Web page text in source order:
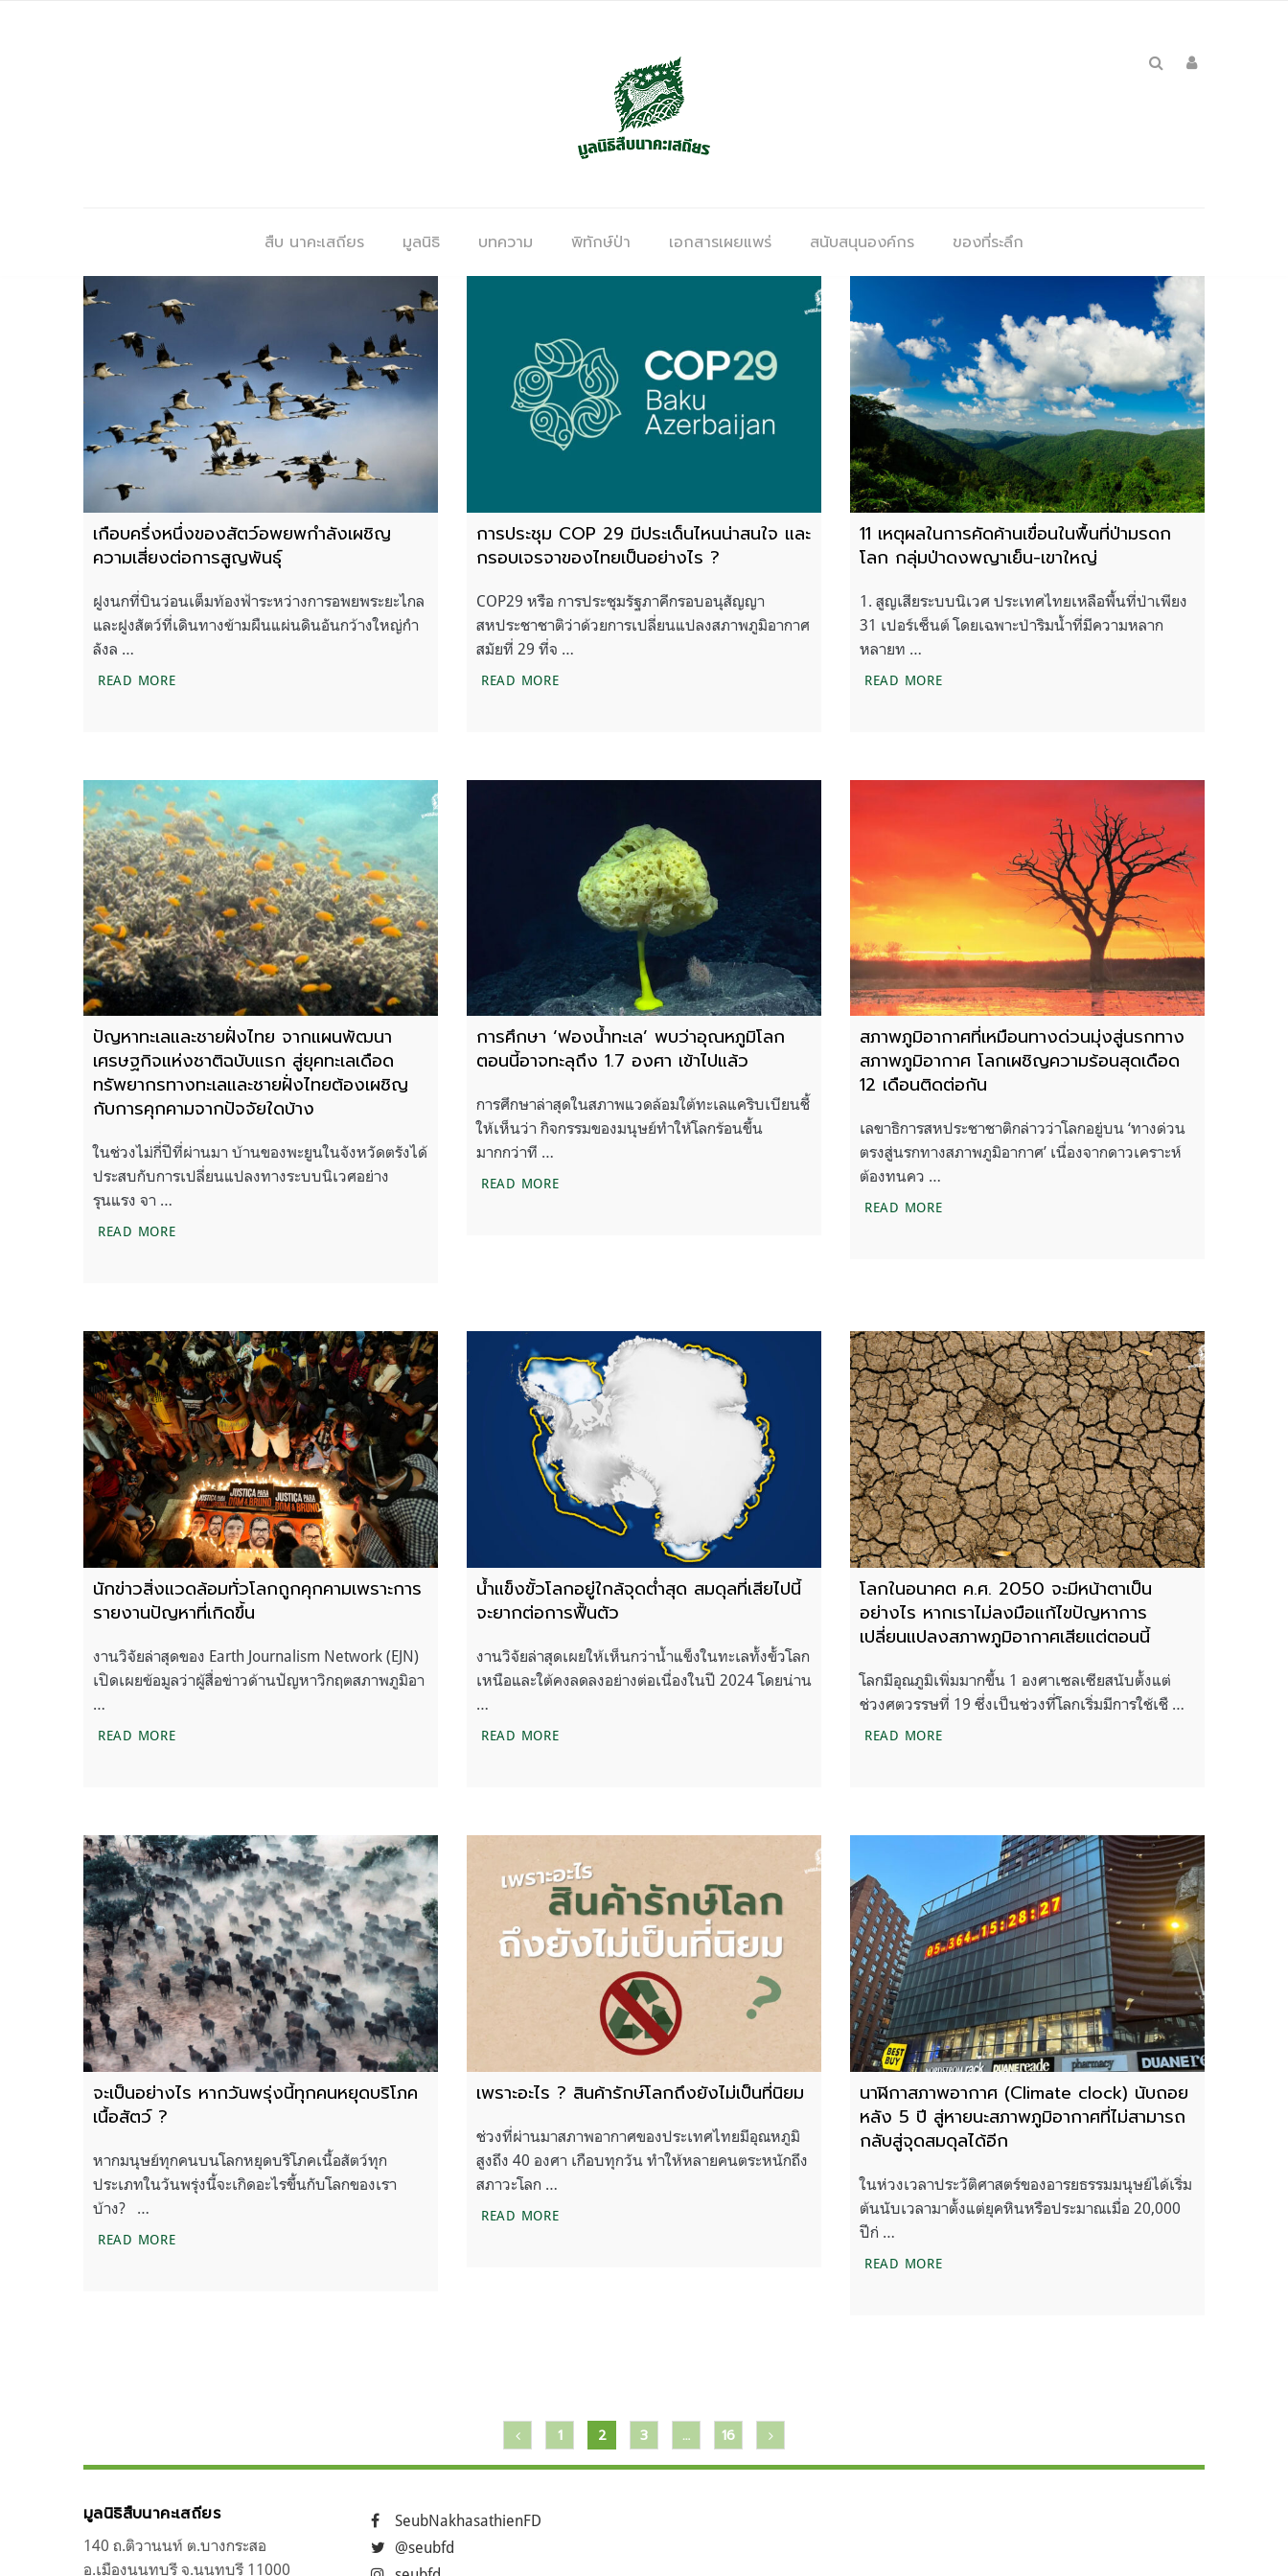
สืบ นาคะเสถียร มูลนิธิ บทความ พิทักษ์ป่า เอกสารเผยแพร่ สนับสนุนองค์กร ของที่ระลึก
เกือบครึ่งหนึ่งของสัตว์อพยพกำลังเผชิญ
ความเสี่ยงต่อการสูญพันธุ์
ฝูงนกที่บินว่อนเต็มท้องฟ้าระหว่างการอพยพระยะไกล
และฝูงสัตว์ที่เดินทางข้ามผืนแผ่นดินอันกว้างใหญ่กำ
ลังล …
READ MOREเกือบครึ่งหนึ่งของสัตว์อพยพกำลังเผชิญความเสี่ยงต่อการสูญพันธุ์
การประชุม COP 29 มีประเด็นไหนน่าสนใจ และ
กรอบเจรจาของไทยเป็นอย่างไร ?
COP29 หรือ การประชุมรัฐภาคีกรอบอนุสัญญา
สหประชาชาติว่าด้วยการเปลี่ยนแปลงสภาพภูมิอากาศ
สมัยที่ 29 ที่จ …
READ MOREการประชุม COP 29 มีประเด็นไหนน่าสนใจ และกรอบเจรจาของไทยเป็นอย่างไร ?
11 เหตุผลในการคัดค้านเขื่อนในพื้นที่ป่ามรดก
โลก กลุ่มป่าดงพญาเย็น-เขาใหญ่
1. สูญเสียระบบนิเวศ ประเทศไทยเหลือพื้นที่ป่าเพียง
31 เปอร์เซ็นต์ โดยเฉพาะป่าริมน้ำที่มีความหลาก
หลายท …
READ MORE11 เหตุผลในการคัดค้านเขื่อนในพื้นที่ป่ามรดกโลก กลุ่มป่
ปัญหาทะเลและชายฝั่งไทย จากแผนพัฒนา
เศรษฐกิจแห่งชาติฉบับแรก สู่ยุคทะเลเดือด
ทรัพยากรทางทะเลและชายฝั่งไทยต้องเผชิญ
กับการคุกคามจากปัจจัยใดบ้าง
ในช่วงไม่กี่ปีที่ผ่านมา บ้านของพะยูนในจังหวัดตรังได้
ประสบกับการเปลี่ยนแปลงทางระบบนิเวศอย่าง
รุนแรง จา …
READ MOREปัญหาทะเลและชายฝั่งไทย จากแผนพัฒนาเศรษฐกิจแห่งชาติฉบับแรก สู่ยุคทะเลเดือด ทรัพยากรทางทะเลและชายฝั่งไทยต้องเผชิญกับการคุกคามจากปัจจัยใดบ้าง
การศึกษา ‘ฟองน้ำทะเล’ พบว่าอุณหภูมิโลก
ตอนนี้อาจทะลุถึง 1.7 องศา เข้าไปแล้ว
การศึกษาล่าสุดในสภาพแวดล้อมใต้ทะเลแคริบเบียนชี้
ให้เห็นว่า กิจกรรมของมนุษย์ทําให้โลกร้อนขึ้น
มากกว่าที …
READ MOREการศึกษา ‘ฟองน้ำทะเล’ พบว่าอุณหภูมิโลกตอนนี้อาจทะลุถึง 1.7 องศา เข้าไปแล้ว
สภาพภูมิอากาศที่เหมือนทางด่วนมุ่งสู่นรกทาง
สภาพภูมิอากาศ โลกเผชิญความร้อนสุดเดือด
12 เดือนติดต่อกัน
เลขาธิการสหประชาชาติกล่าวว่าโลกอยู่บน ‘ทางด่วน
ตรงสู่นรกทางสภาพภูมิอากาศ’ เนื่องจากดาวเคราะห์
ต้องทนคว …
READ MOREสภาพภูมิอากาศที่เหมือนทางด่วนมุ่งสู่นรกทางสภาพภูมิอ
นักข่าวสิ่งแวดล้อมทั่วโลกถูกคุกคามเพราะการ
รายงานปัญหาที่เกิดขึ้น
งานวิจัยล่าสุดของ Earth Journalism Network (EJN)
เปิดเผยข้อมูลว่าผู้สื่อข่าวด้านปัญหาวิกฤตสภาพภูมิอา
…
READ MOREนักข่าวสิ่งแวดล้อมทั่วโลกถูกคุกคามเพราะการรายงานปัญหาที่เกิดขึ้น
น้ำแข็งขั้วโลกอยู่ใกล้จุดต่ำสุด สมดุลที่เสียไปนี้
จะยากต่อการฟื้นตัว
งานวิจัยล่าสุดเผยให้เห็นกว่าน้ำแข็งในทะเลทั้งขั้วโลก
เหนือและใต้คงลดลงอย่างต่อเนื่องในปี 2024 โดยน่าน
…
READ MOREน้ำแข็งขั้วโลกอยู่ใกล้จุดต่ำสุด สมดุลที่เสียไปนี้จะยากต่อการฟื้นตัว
โลกในอนาคต ค.ศ. 2050 จะมีหน้าตาเป็น
อย่างไร หากเราไม่ลงมือแก้ไขปัญหาการ
เปลี่ยนแปลงสภาพภูมิอากาศเสียแต่ตอนนี้
โลกมีอุณภูมิเพิ่มมากขึ้น 1 องศาเซลเซียสนับตั้งแต่
ช่วงศตวรรษที่ 19 ซึ่งเป็นช่วงที่โลกเริ่มมีการใช้เชื …
READ MOREโลกในอนาคต ค.ศ. 2050 จะมีหน้าตาเป็นอย่างไร หากเ
จะเป็นอย่างไร หากวันพรุ่งนี้ทุกคนหยุดบริโภค
เนื้อสัตว์ ?
หากมนุษย์ทุกคนบนโลกหยุดบริโภคเนื้อสัตว์ทุก
ประเภทในวันพรุ่งนี้จะเกิดอะไรขึ้นกับโลกของเรา
บ้าง? …
READ MOREจะเป็นอย่างไร หากวันพรุ่งนี้ทุกคนหยุดบริโภคเนื้อสัตว์ ?
เพราะอะไร ? สินค้ารักษ์โลกถึงยังไม่เป็นที่นิยม
ช่วงที่ผ่านมาสภาพอากาศของประเทศไทยมีอุณหภูมิ
สูงถึง 40 องศา เกือบทุกวัน ทำให้หลายคนตระหนักถึง
สภาวะโลก …
READ MOREเพราะอะไร ? สินค้ารักษ์โลกถึงยังไม่เป็นที่นิยม
นาฬิกาสภาพอากาศ (Climate clock) นับถอย
หลัง 5 ปี สู่หายนะสภาพภูมิอากาศที่ไม่สามารถ
กลับสู่จุดสมดุลได้อีก
ในห่วงเวลาประวัติศาสตร์ของอารยธรรมมนุษย์ได้เริ่ม
ต้นนับเวลามาตั้งแต่ยุคหินหรือประมาณเมื่อ 20,000
ปีก่ …
READ MOREนาฬิกาสภาพอากาศ (CLIMATE CLOCK) นับถอยหลัง 5
เรื่อง
1 2 3 … 16
มูลนิธิสืบนาคะเสถียร
140 ถ.ติวานนท์ ต.บางกระสอ
อ.เมืองนนทบุรี จ.นนทบุรี 11000
SeubNakhasathienFD
@seubfd